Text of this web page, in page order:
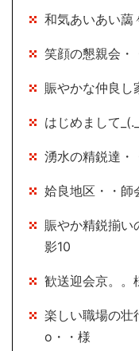
和気あいあい藹
笑顔の懇親会・
賑やかな仲良し
はじめまして
湧水の精鋭達・
姶良地区・・師
賑やか精鋭揃い
影10
歓送迎会京。。
楽しい職場の壮
o・・様